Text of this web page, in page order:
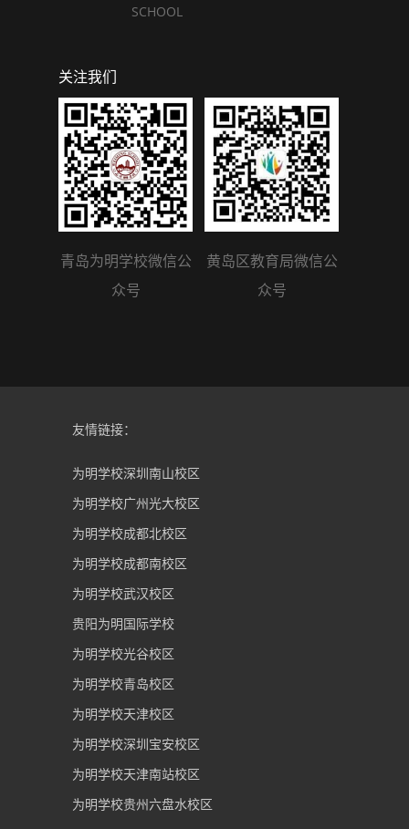
SCHOOL
关注我们
青岛为明学校微信公
众号
黄岛区教育局微信公
众号
友情链接：
为明学校深圳南山校区
为明学校广州光大校区
为明学校成都北校区
为明学校成都南校区
为明学校武汉校区
贵阳为明国际学校
为明学校光谷校区
为明学校青岛校区
为明学校天津校区
为明学校深圳宝安校区
为明学校天津南站校区
为明学校贵州六盘水校区